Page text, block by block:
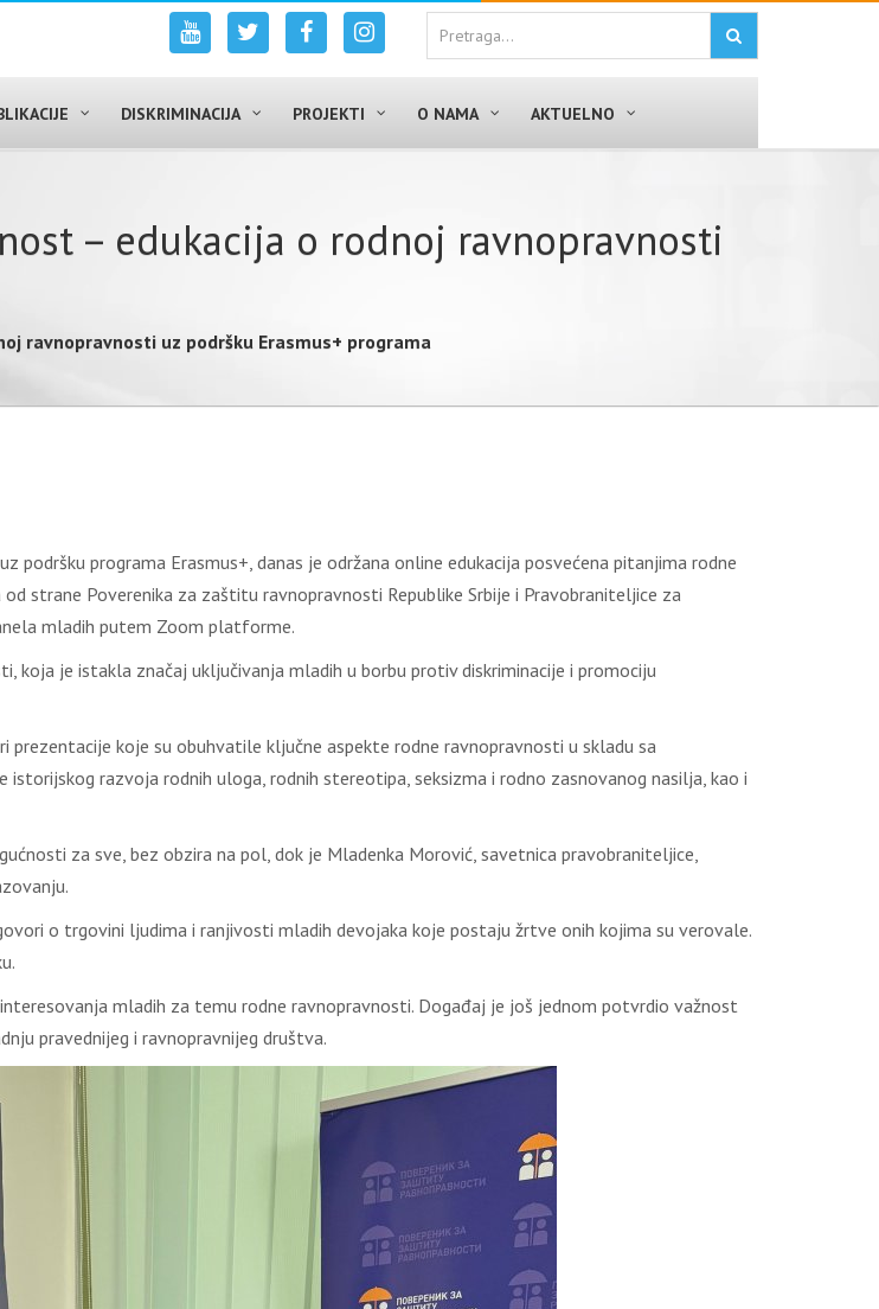
DISKRIMINACIJA PROJEKTI O NAMA AKTUELNO
– edukacija o rodnoj ravnopravnosti
ravnopravnosti uz podršku Erasmus+ programa
podršku programa Erasmus+, danas je održana online edukacija posvećena pitanjima rodne
strane Poverenika za zaštitu ravnopravnosti Republike Srbije i Pravobraniteljice za
mladih putem Zoom platforme.
koja je istakla značaj uključivanja mladih u borbu protiv diskriminacije i promociju
koje su obuhvatile ključne aspekte rodne ravnopravnosti u skladu sa
razvoja rodnih uloga, rodnih stereotipa, seksizma i rodno zasnovanog nasilja, kao i
za sve, bez obzira na pol, dok je Mladenka Morović, savetnica pravobraniteljice,
o trgovini ljudima i ranjivosti mladih devojaka koje postaju žrtve onih kojima su verovale.
mladih za temu rodne ravnopravnosti. Događaj je još jednom potvrdio važnost
pravednijeg i ravnopravnijeg društva.